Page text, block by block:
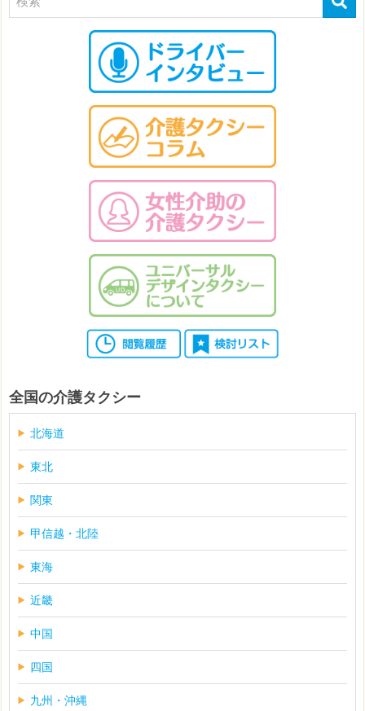
全国の介護タクシー
北海道
東北
関東
甲信越・北陸
東海
近畿
中国
四国
九州・沖縄